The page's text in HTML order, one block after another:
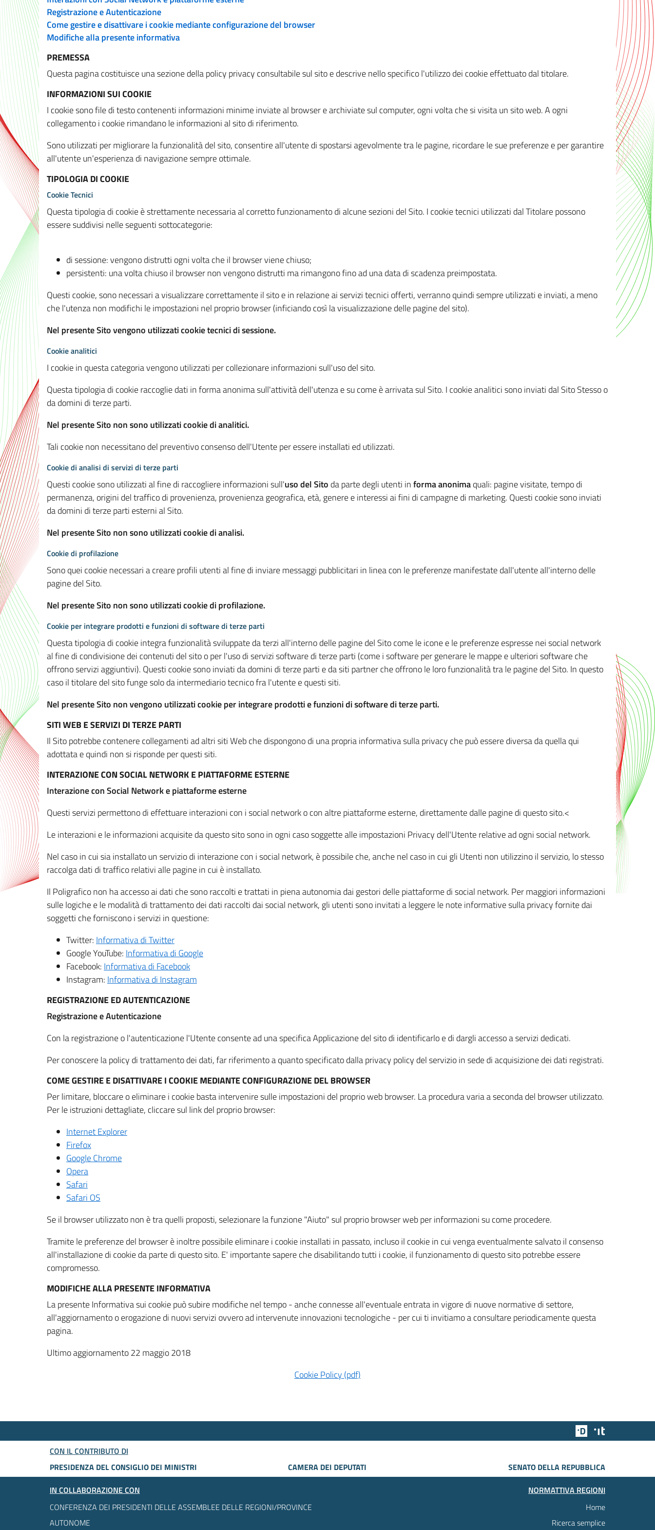
Registrazione e Autenticazione
Come gestire e disattivare i cookie mediante configurazione del browser
Modifiche alla presente informativa
PREMESSA
Questa pagina costituisce una sezione della policy privacy consultabile sul sito e descrive nello specifico l'utilizzo dei cookie effettuato dal titolare.
INFORMAZIONI SUI COOKIE
I cookie sono file di testo contenenti informazioni minime inviate al browser e archiviate sul computer, ogni volta che si visita un sito web. A ogni
collegamento i cookie rimandano le informazioni al sito di riferimento.
Sono utilizzati per migliorare la funzionalità del sito, consentire all'utente di spostarsi agevolmente tra le pagine, ricordare le sue preferenze e per garantire
all'utente un'esperienza di navigazione sempre ottimale.
TIPOLOGIA DI COOKIE
Cookie Tecnici
Questa tipologia di cookie è strettamente necessaria al corretto funzionamento di alcune sezioni del Sito. I cookie tecnici utilizzati dal Titolare possono
essere suddivisi nelle seguenti sottocategorie:
di sessione: vengono distrutti ogni volta che il browser viene chiuso;
persistenti: una volta chiuso il browser non vengono distrutti ma rimangono fino ad una data di scadenza preimpostata.
Questi cookie, sono necessari a visualizzare correttamente il sito e in relazione ai servizi tecnici offerti, verranno quindi sempre utilizzati e inviati, a meno
che l'utenza non modifichi le impostazioni nel proprio browser (inficiando così la visualizzazione delle pagine del sito).
Nel presente Sito vengono utilizzati cookie tecnici di sessione.
Cookie analitici
I cookie in questa categoria vengono utilizzati per collezionare informazioni sull'uso del sito.
Questa tipologia di cookie raccoglie dati in forma anonima sull'attività dell'utenza e su come è arrivata sul Sito. I cookie analitici sono inviati dal Sito Stesso o
da domini di terze parti.
Nel presente Sito non sono utilizzati cookie di analitici.
Tali cookie non necessitano del preventivo consenso dell'Utente per essere installati ed utilizzati.
Cookie di analisi di servizi di terze parti
Questi cookie sono utilizzati al fine di raccogliere informazioni sull'uso del Sito da parte degli utenti informa anonimaquali: pagine visitate, tempo di
permanenza, origini del traffico di provenienza, provenienza geografica, età, genere e interessi ai fini di campagne di marketing. Questi cookie sono inviati
da domini di terze parti esterni al Sito.
Nel presente Sito non sono utilizzati cookie di analisi.
Cookie di profilazione
Sono quei cookie necessari a creare profili utenti al fine di inviare messaggi pubblicitari in linea con le preferenze manifestate dall'utente all'interno delle
pagine del Sito.
Nel presente Sito non sono utilizzati cookie di profilazione.
Cookie per integrare prodotti e funzioni di software di terze parti
Questa tipologia di cookie integra funzionalità sviluppate da terzi all'interno delle pagine del Sito come le icone e le preferenze espresse nei social network
al fine di condivisione dei contenuti del sito o per l'uso di servizi software di terze parti (come i software per generare le mappe e ulteriori software che
offrono servizi aggiuntivi). Questi cookie sono inviati da domini di terze parti e da siti partner che offrono le loro funzionalità tra le pagine del Sito. In questo
caso il titolare del sito funge solo da intermediario tecnico fra l'utente e questi siti.
Nel presente Sito non vengono utilizzati cookie per integrare prodotti e funzioni di software di terze parti.
SITI WEB E SERVIZI DI TERZE PARTI
Il Sito potrebbe contenere collegamenti ad altri siti Web che dispongono di una propria informativa sulla privacy che può essere diversa da quella qui
adottata e quindi non si risponde per questi siti.
INTERAZIONE CON SOCIAL NETWORK E PIATTAFORME ESTERNE
Interazione con Social Network e piattaforme esterne
Questi servizi permettono di effettuare interazioni con i social network o con altre piattaforme esterne, direttamente dalle pagine di questo sito.<
Le interazioni e le informazioni acquisite da questo sito sono in ogni caso soggette alle impostazioni Privacy dell'Utente relative ad ogni social network.
Nel caso in cui sia installato un servizio di interazione con i social network, è possibile che, anche nel caso in cui gli Utenti non utilizzino il servizio, lo stesso
raccolga dati di traffico relativi alle pagine in cui è installato.
Il Poligrafico non ha accesso ai dati che sono raccolti e trattati in piena autonomia dai gestori delle piattaforme di social network. Per maggiori informazioni
sulle logiche e le modalità di trattamento dei dati raccolti dai social network, gli utenti sono invitati a leggere le note informative sulla privacy fornite dai
soggetti che forniscono i servizi in questione:
Twitter: Informativa di Twitter
Google YouTube: Informativa di Google
Facebook: Informativa di Facebook
Instagram: Informativa di Instagram
REGISTRAZIONE ED AUTENTICAZIONE
Registrazione e Autenticazione
Con la registrazione o l'autenticazione l'Utente consente ad una specifica Applicazione del sito di identificarlo e di dargli accesso a servizi dedicati.
Per conoscere la policy di trattamento dei dati, far riferimento a quanto specificato dalla privacy policy del servizio in sede di acquisizione dei dati registrati.
COME GESTIRE E DISATTIVARE I COOKIE MEDIANTE CONFIGURAZIONE DEL BROWSER
Per limitare, bloccare o eliminare i cookie basta intervenire sulle impostazioni del proprio web browser. La procedura varia a seconda del browser utilizzato.
Per le istruzioni dettagliate, cliccare sul link del proprio browser:
Internet Explorer
Firefox
Google Chrome
Opera
Safari
Safari OS
Se il browser utilizzato non è tra quelli proposti, selezionare la funzione "Aiuto" sul proprio browser web per informazioni su come procedere.
Tramite le preferenze del browser è inoltre possibile eliminare i cookie installati in passato, incluso il cookie in cui venga eventualmente salvato il consenso
all'installazione di cookie da parte di questo sito. E' importante sapere che disabilitando tutti i cookie, il funzionamento di questo sito potrebbe essere
compromesso.
MODIFICHE ALLA PRESENTE INFORMATIVA
La presente Informativa sui cookie può subire modifiche nel tempo - anche connesse all'eventuale entrata in vigore di nuove normative di settore,
all'aggiornamento o erogazione di nuovi servizi ovvero ad intervenute innovazioni tecnologiche - per cui ti invitiamo a consultare periodicamente questa
pagina.
Ultimo aggiornamento 22 maggio 2018
Cookie Policy (pdf)
Team Digitale
CON IL CONTRIBUTO DI
PRESIDENZA DEL CONSIGLIO DEI MINISTRI
CAMERA DEI DEPUTATI
SENATO DELLA REPUBBLICA
IN COLLABORAZIONE CON
CONFERENZA DEI PRESIDENTI DELLE ASSEMBLEE DELLE REGIONI/PROVINCE
AUTONOME
NORMATTIVA REGIONI
Home
Ricerca semplice